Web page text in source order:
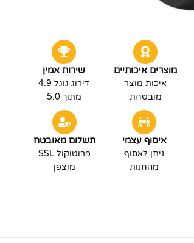
מוצרים איכותיים
איכות מוצר
מובטחת
שירות אמין
דירוג גוגל 4.9
מתוך 5.0
איסוף עצמי
ניתן לאסוף
מהחנות
תשלום מאובטח
פרוטוקול SSL
מוצפן